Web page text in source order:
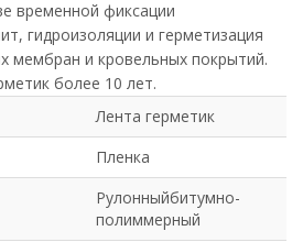
временной фиксации
гидроизоляции и герметизация
мембран и кровельных покрытий.
более 10 лет.
Лента герметик
Пленка
Рулонныйбитумно-
полиммерный